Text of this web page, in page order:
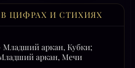
ЦИФРАХ И СТИХИЯХ
Младший аркан, Кубки;
аркан, Мечи